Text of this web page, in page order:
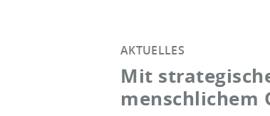
AKTUELLES
Mit
menschlichem